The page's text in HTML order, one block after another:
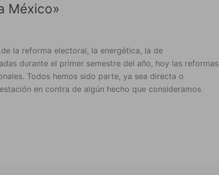
México»
la reforma electoral, la energética, la de
durante el primer semestre del año, hoy las reformas
Todos hemos sido parte, ya sea directa o
en contra de algún hecho que consideramos